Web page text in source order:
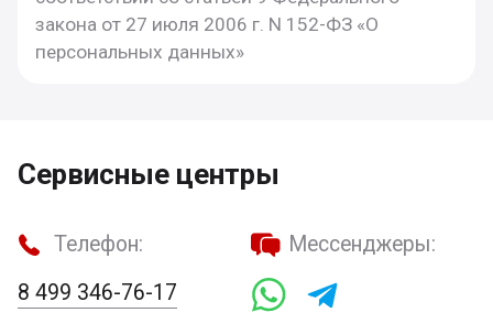
закона от 27 июля 2006 г. N 152-ФЗ «О
персональных данных»
Сервисные центры
Телефон:
8 499 346-76-17
Мессенджеры: